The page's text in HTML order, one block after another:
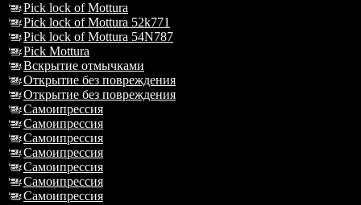
Pick lock of Mottura
Pick lock of Mottura 52k771
Pick lock of Mottura 54N787
Pick Mottura
Вскрытие отмычками
Открытие без повреждения
Открытие без повреждения
Самоипрессия
Самоипрессия
Самоипрессия
Самоипрессия
Самоипрессия
Самоипрессия
Самоипрессия